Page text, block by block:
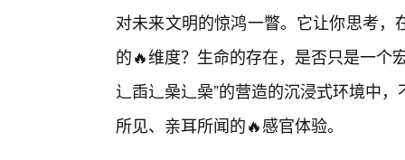
对未来文明的惊鸿一瞥。它让你思考
的🔥维度？生命的存在，是否只是一个
辶臿辶喿辶喿”的营造的沉浸式环境中
所见、亲耳所闻的🔥感官体验。